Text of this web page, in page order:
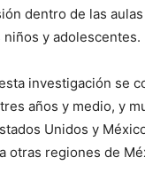
dentro de las
y adolescentes.
investigación se
años y medio, y
Unidos y
otras regiones de